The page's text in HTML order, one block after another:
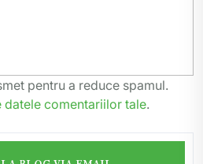
pentru a reduce spamul.
datele comentariilor tale.